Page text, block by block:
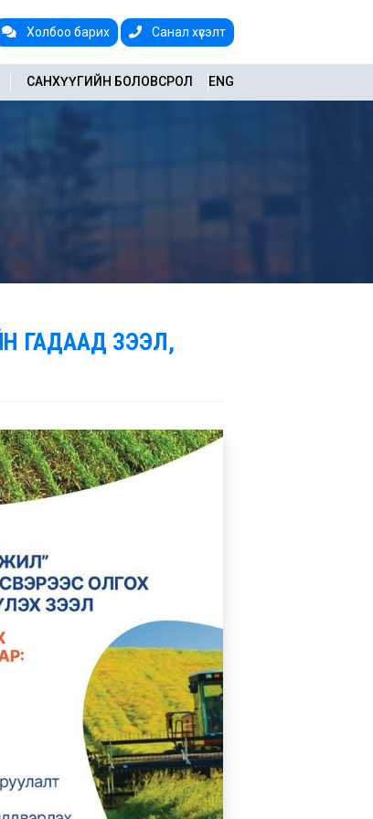
Холбоо барих Санал хүсэлт
ENG
САНХҮҮГИЙН БОЛОВСРОЛ
ГАДААД ЗЭЭЛ,